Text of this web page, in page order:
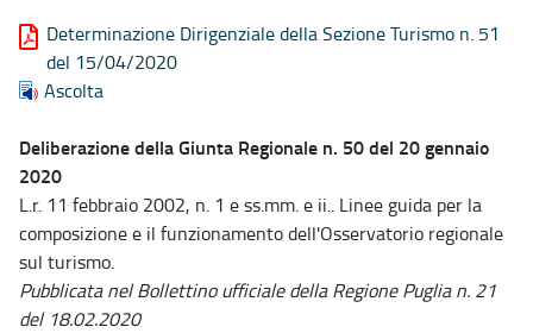
Determinazione Dirigenziale della Sezione Turismo n. 51
del 15/04/2020
Ascolta
Deliberazione della Giunta Regionale n. 50 del 20 gennaio
2020
L.r. 11 febbraio 2002, n. 1 e ss.mm. e ii.. Linee guida per la
composizione e il funzionamento dell'Osservatorio regionale
sul turismo.
Pubblicata nel Bollettino ufficiale della Regione Puglia n. 21
del 18.02.2020